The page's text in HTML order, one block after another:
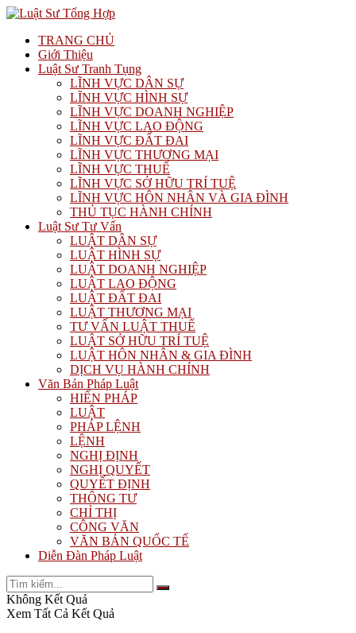
TRANG CHỦ
Giới Thiệu
Luật Sư Tranh Tụng
LĨNH VỰC DÂN SỰ
LĨNH VỰC HÌNH SỰ
LĨNH VỰC DOANH NGHIỆP
LĨNH VỰC LAO ĐỘNG
LĨNH VỰC ĐẤT ĐAI
LĨNH VỰC THƯƠNG MẠI
LĨNH VỰC THUẾ
LĨNH VỰC SỞ HỮU TRÍ TUỆ
LĨNH VỰC HÔN NHÂN VÀ GIA ĐÌNH
THỦ TỤC HÀNH CHÍNH
Luật Sư Tư Vấn
LUẬT DÂN SỰ
LUẬT HÌNH SỰ
LUẬT DOANH NGHIỆP
LUẬT LAO ĐỘNG
LUẬT ĐẤT ĐAI
LUẬT THƯƠNG MẠI
TƯ VẤN LUẬT THUẾ
LUẬT SỞ HỮU TRÍ TUỆ
LUẬT HÔN NHÂN & GIA ĐÌNH
DỊCH VỤ HÀNH CHÍNH
Văn Bản Pháp Luật
HIẾN PHÁP
LUẬT
PHÁP LỆNH
LỆNH
NGHỊ ĐỊNH
NGHỊ QUYẾT
QUYẾT ĐỊNH
THÔNG TƯ
CHỈ THỊ
CÔNG VĂN
VĂN BẢN QUỐC TẾ
Diễn Đàn Pháp Luật
Không Kết Quả
Xem Tất Cả Kết Quả